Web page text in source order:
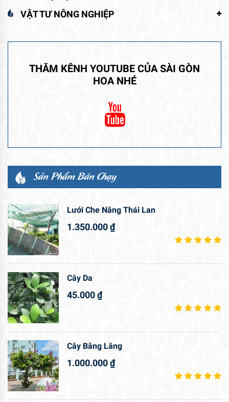
VẬT TƯ NÔNG NGHIỆP
THĂM KÊNH YOUTUBE CỦA SÀI GÒN
HOA NHÉ
Sản Phẩm Bán Chạy
Lưới Che Nắng Thái Lan
1.350.000₫
Cây Da
45.000₫
Cây Bằng Lăng
1.000.000₫